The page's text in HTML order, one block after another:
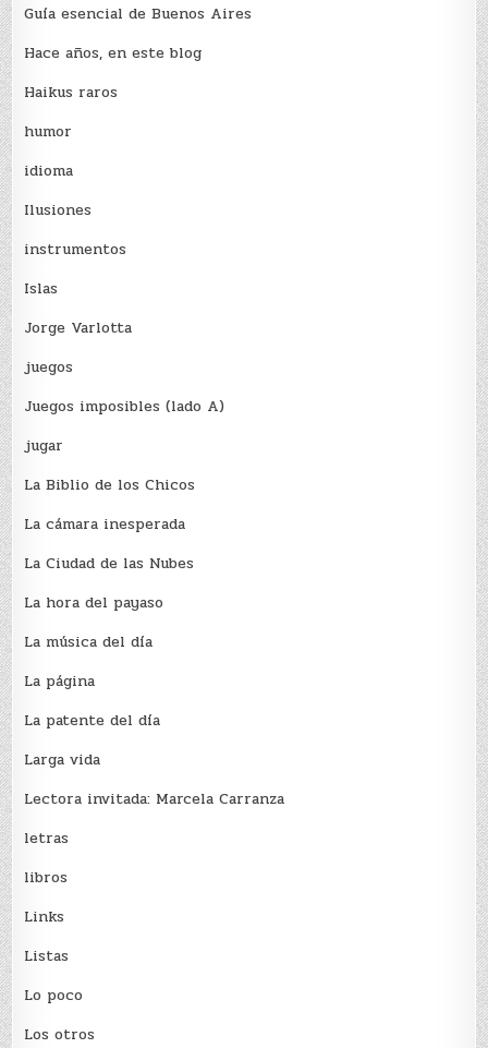
Guía esencial de Buenos Aires
Hace años, en este blog
Haikus raros
humor
idioma
Ilusiones
instrumentos
Islas
Jorge Varlotta
juegos
Juegos imposibles (lado A)
jugar
La Biblio de los Chicos
La cámara inesperada
La Ciudad de las Nubes
La hora del payaso
La música del día
La página
La patente del día
Larga vida
Lectora invitada: Marcela Carranza
letras
libros
Links
Listas
Lo poco
Los otros